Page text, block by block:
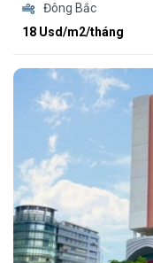
Đông Bắc
18 Usd/m2/tháng